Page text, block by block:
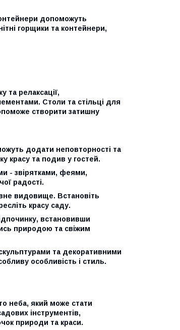
допоможуть
горщики та контейнери,
та релаксації,
Столи та стільці для
створити затишну
додати неповторності та
красу та подив у гостей.
- звірятками, феями,
радості.
видовище. Встановіть
красу саду.
встановивши
природою та свіжим
та декоративними
особливість і стиль.
неба, який може стати
інструментів,
природи та краси.